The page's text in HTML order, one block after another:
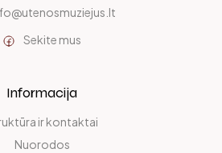
Sekite mus
Informacija
ir kontaktai
Nuorodos